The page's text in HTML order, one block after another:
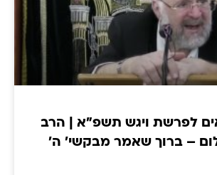
לפרשת ויגש תשפ״א | הרב
– ברוך שאמר מבקשי' ה'